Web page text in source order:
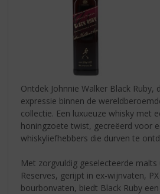
Ontdek Johnnie Walker Black Ruby,
expressie binnen de
collectie. Een luxueuze whisky met
honingzoete twist, gecreëerd voor
whiskyliefhebbers die durven te
Met zorgvuldig geselecteerde malts
Reserves, gerijpt in ex-wijnvaten,
bourbonvaten, biedt Black Ruby